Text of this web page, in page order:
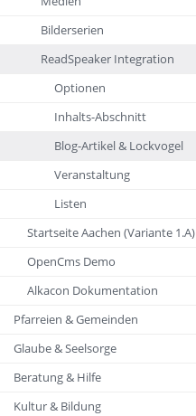
Bilderserien
ReadSpeaker Integration
Optionen
Inhalts-Abschnitt
Blog-Artikel & Lockvogel
Veranstaltung
Listen
Startseite Aachen (Variante 1.A)
OpenCms Demo
Alkacon Dokumentation
Pfarreien & Gemeinden
Glaube & Seelsorge
Beratung & Hilfe
Kultur & Bildung